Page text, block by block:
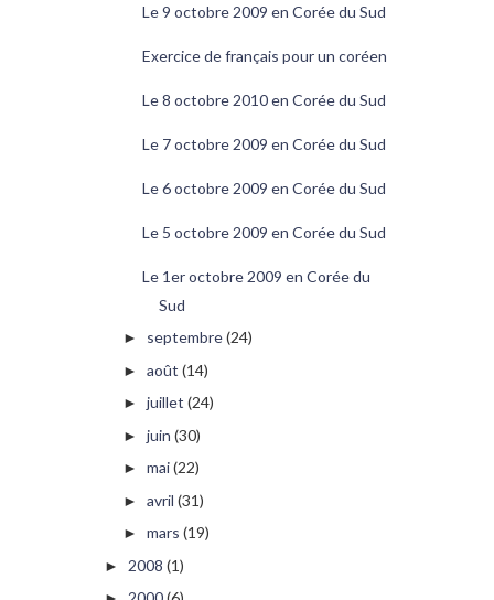
Le 9 octobre 2009 en Corée du Sud
Exercice de français pour un coréen
Le 8 octobre 2010 en Corée du Sud
Le 7 octobre 2009 en Corée du Sud
Le 6 octobre 2009 en Corée du Sud
Le 5 octobre 2009 en Corée du Sud
Le 1er octobre 2009 en Corée du
Sud
► septembre(24)
► août (14)
► juillet (24)
► juin (30)
► mai(22)
► avril (31)
► mars (19)
► 2008 (1)